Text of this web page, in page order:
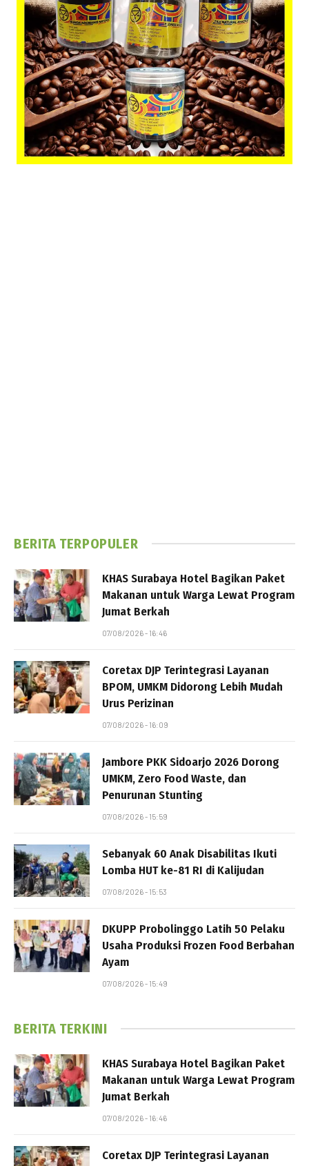
BERITA TERPOPULER
KHAS Surabaya Hotel Bagikan Paket
Makanan untuk Warga Lewat Program
Jumat Berkah
07/08/2026 - 16:46
Coretax DJP Terintegrasi Layanan
BPOM, UMKM Didorong Lebih Mudah
Urus Perizinan
07/08/2026 - 16:09
Jambore PKK Sidoarjo 2026 Dorong
UMKM, Zero Food Waste, dan
Penurunan Stunting
07/08/2026 - 15:59
Sebanyak 60 Anak Disabilitas Ikuti
Lomba HUT ke-81 RI di Kalijudan
07/08/2026 - 15:53
DKUPP Probolinggo Latih 50 Pelaku
Usaha Produksi Frozen Food Berbahan
Ayam
07/08/2026 - 15:49
BERITA TERKINI
KHAS Surabaya Hotel Bagikan Paket
Makanan untuk Warga Lewat Program
Jumat Berkah
07/08/2026 - 16:46
Coretax DJP Terintegrasi Layanan